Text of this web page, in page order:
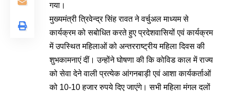
गया।
मुख्यमंत्री त्रिवेन्द्र सिंह रावत ने वर्चुअल माध्यम से
कार्यक्रम को सबोधित करते हुए प्रदेशवासियों एवं कार्यक्रम
में उपस्थित महिलाओं को अन्तरराष्ट्रीय महिला दिवस की
शुभकामनाएं दीं। उन्होंने घोषणा की कि कोविड काल में राज्य
को सेवा देने वाली प्रत्येक आंगनबाड़ी एवं आशा कार्यकर्ताओं
को 10-10 हजार रुपये दिए जाएंगे। सभी महिला मंगल दलों